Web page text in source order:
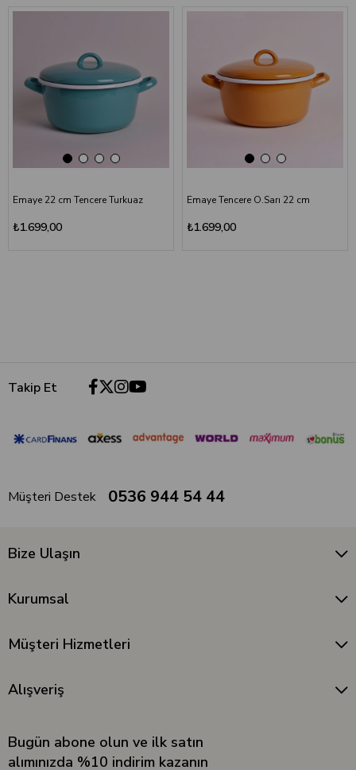
Emaye 22 cm Tencere Turkuaz
₺1.699,00
Emaye Tencere O.Sarı 22 cm
₺1.699,00
Takip Et
Müşteri Destek 0536 944 54 44
Bize Ulaşın
Kurumsal
Müşteri Hizmetleri
Alışveriş
Bugün abone olun ve ilk satın
alımınızda %10 indirim kazanın